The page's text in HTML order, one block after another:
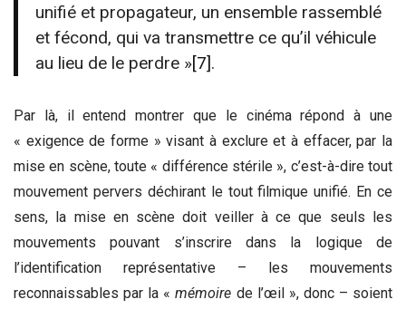
unifié et propagateur, un ensemble rassemblé
et fécond, qui va transmettre ce qu’il véhicule
au lieu de le perdre »[7].
Par là, il entend montrer que le cinéma répond à une
« exigence de forme » visant à exclure et à effacer, par la
mise en scène, toute « différence stérile », c’est-à-dire tout
mouvement pervers déchirant le tout filmique unifié. En ce
sens, la mise en scène doit veiller à ce que seuls les
mouvements pouvant s’inscrire dans la logique de
l’identification représentative – les mouvements
reconnaissables par la «mémoire de l’œil », donc – soient